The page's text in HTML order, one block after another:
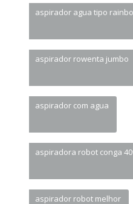
aspirador agua tipo
aspirador rowenta jumbo
aspirador com agua
aspiradora robot conga
aspirador robot melhor